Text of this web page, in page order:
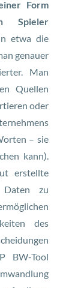
Form
Spieler
etwa die
genauer
Man
Quellen
oder
– sie
kann).
erstellte
Daten zu
des
BW-Tool